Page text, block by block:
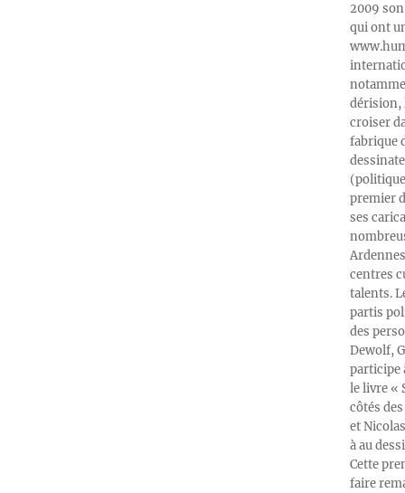
2009
qui ont
dérision,
croiser
fabrique
premier
ses
centres
talents.
partis
des
Dewolf,
participe
le livre «
côtés
et
à au
Cette
faire